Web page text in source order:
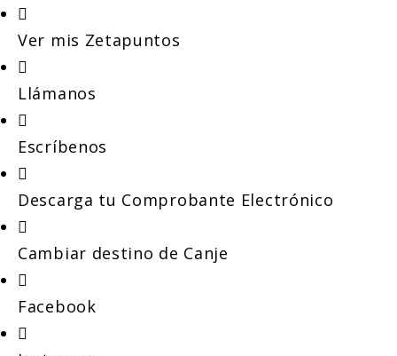
Ver mis Zetapuntos
Llámanos
Escríbenos
Descarga tu Comprobante Electrónico
Cambiar destino de Canje
Facebook